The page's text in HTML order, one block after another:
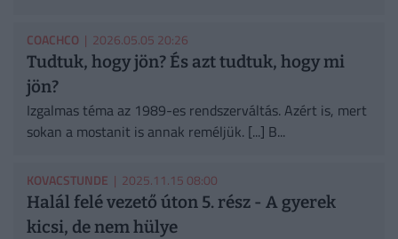
COACHCO | 2026.05.05 20:26
Tudtuk, hogy jön? És azt tudtuk, hogy mi
jön?
Izgalmas téma az 1989-es rendszerváltás. Azért is, mert
sokan a mostanit is annak reméljük. [...] B...
KOVACSTUNDE | 2025.11.15 08:00
Halál felé vezető úton 5. rész - A gyerek
kicsi, de nem hülye